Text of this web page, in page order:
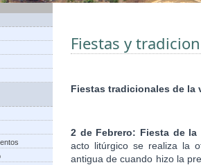
Fiestas y
Fiestas tradicionales de la
2 de Febrero: Fiesta de la
acto litúrgico se realiza la
antigua de cuando hizo la